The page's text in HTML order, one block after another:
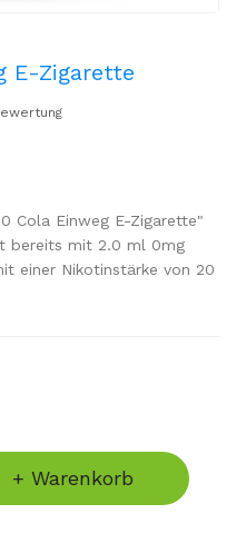
E-Zigarette
Cola Einweg E-Zigarette"
bereits mit 2.0 ml 0mg
einer Nikotinstärke von 20
+ Warenkorb